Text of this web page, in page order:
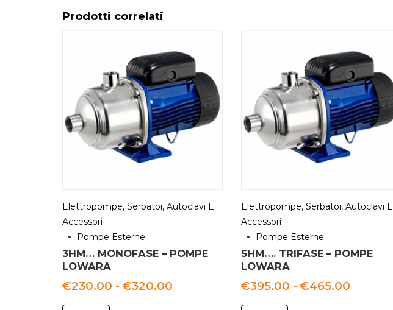
Prodotti correlati
Elettropompe, Serbatoi, Autoclavi E
Accessori
Pompe Esterne
3HM… MONOFASE – POMPE
LOWARA
€230.00 - €320.00
Elettropompe, Serbatoi, Autoclavi E
Accessori
Pompe Esterne
5HM…. TRIFASE – POMPE
LOWARA
€395.00 - €465.00Fascia